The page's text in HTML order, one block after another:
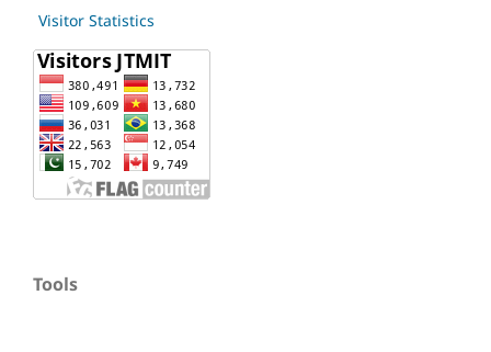
Visitor Statistics
Tools